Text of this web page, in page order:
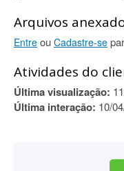
Arquivos
Entre ou Cadastre-se
Atividades do
Última visualização:
Última interação: 10/